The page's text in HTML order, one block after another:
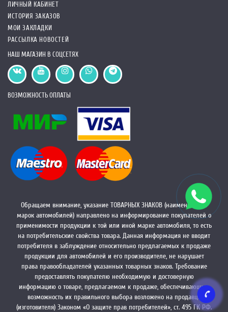
ЛИЧНЫЙ КАБИНЕТ
ИСТОРИЯ ЗАКАЗОВ
МОИ ЗАКЛАДКИ
РАССЫЛКА НОВОСТЕЙ
НАШ МАГАЗИН В СОЦСЕТЯХ
ВОЗМОЖНОСТЬ ОПЛАТЫ
Обращаем внимание, указание ТОВАРНЫХ ЗНАКОВ (наименований
марок автомобилей) направлено на информирование покупателей о
применимости продукции к той или иной марке автомобиля, то есть
на потребительские свойства товара. Данная информация не вводит
потребителя в заблуждение относительно предлагаемых к продаже
продукции для автомобилей и его производителе, не нарушает
права правообладателей указанных товарных знаков. Требование
предоставлять покупателю необходимую и достоверную
информацию о товаре, предлагаемом к продаже, обеспечивающую
возможность их правильного выбора возложено на продавца
(изготовителя) Законом «О защите прав потребителей», ст. 495 ГК РФ.